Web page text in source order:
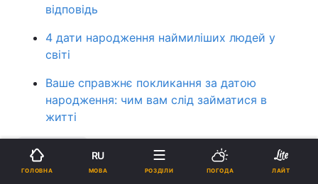
відповідь
4 дати народження наймиліших людей у
світі
Ваше справжнє покликання за датою
народження: чим вам слід займатися в
житті
продукти
ГОЛОВНА
RU
МОВА РОЗДІЛИ ПОГОДА ЛАЙТ